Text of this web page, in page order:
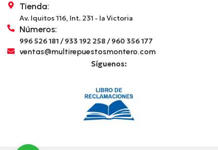
Tienda:
Av. Iquitos 116, Int. 231 - la Victoria
Números:
996 526 181 / 933 192 258 / 960 356 177
ventas@multirepuestosmontero.com
Síguenos: